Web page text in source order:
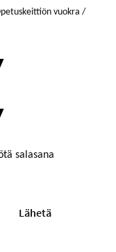
vuokra /
salasana